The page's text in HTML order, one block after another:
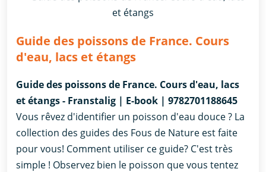
Guide des poissons de France. Cours
d'eau, lacs et étangs
Guide des poissons de France. Cours d'eau, lacs
et étangs - Franstalig | E-book | 9782701188645
Vous rêvez d'identifier un poisson d'eau douce ? La
collection des guides des Fous de Nature est faite
pour vous! Comment utiliser ce guide? C'est très
simple ! Observez bien le poisson que vous tentez